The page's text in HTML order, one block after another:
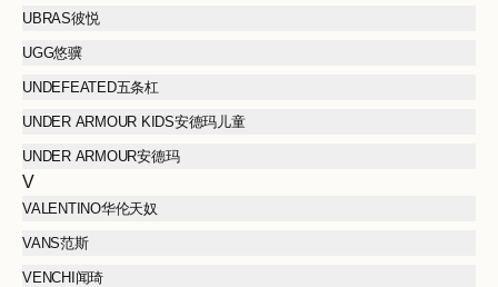
UBRAS彼悦
UGG悠骥
UNDEFEATED五条杠
UNDER ARMOUR KIDS安德玛儿童
UNDER ARMOUR安德玛
V
VALENTINO华伦天奴
VANS范斯
VENCHI闻琦